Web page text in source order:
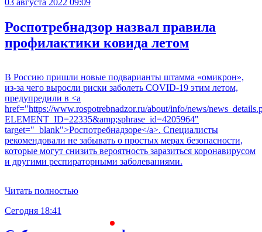
Роспотребнадзор назвал правила
профилактики ковида летом
В Россию пришли новые подварианты штамма «омикрон»,
из-за чего выросли риски заболеть COVID-19 этим летом,
предупредили в <a
href="https://www.rospotrebnadzor.ru/about/info/news/
ELEMENT_ID=22335&amp;sphrase_id=4205964"
target="_blank">Роспотребнадзоре</a>. Специалисты
рекомендовали не забывать о простых мерах безопасности,
которые могут снизить вероятность заразиться коронавирусом
и другими респираторными заболеваниями.
Читать полностью
Сегодня 18:41